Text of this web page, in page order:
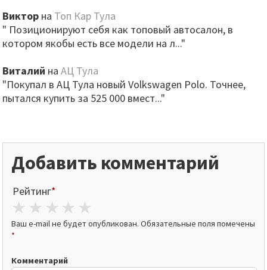
Виктор на Топ Кар Тула
" Позиционируют себя как топовый автосалон, в
котором якобы есть все модели на л..."
Виталий наАЦ Тула
"Покупал в АЦ Тула новый Volkswagen Polo. Точнее,
пытался купить за 525 000 вмест..."
Добавить комментарий
Рейтинг*
4 stars
3 stars
2 stars
1 star
Ваш e-mail не будет опубликован. Обязательные поля помечены
*
Комментарий